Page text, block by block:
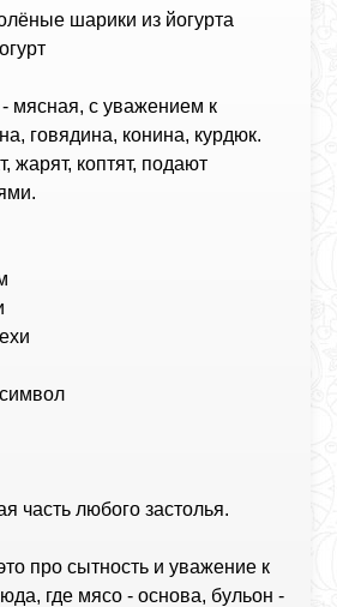
шарики из йогурта
- мясная, с уважением к
говядина, конина, курдюк.
жарят, коптят, подают
часть любого застолья.
про сытность и уважение к
где мясо - основа, бульон -